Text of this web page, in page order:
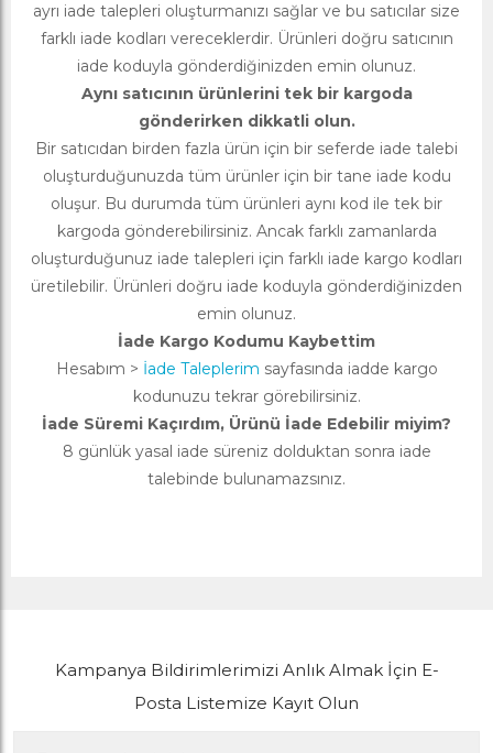
ayrı iade talepleri oluşturmanızı sağlar ve bu satıcılar size
farklı iade kodları vereceklerdir. Ürünleri doğru satıcının
iade koduyla gönderdiğinizden emin olunuz.
Aynı satıcının ürünlerini tek bir kargoda
gönderirken dikkatli olun.
Bir satıcıdan birden fazla ürün için bir seferde iade talebi
oluşturduğunuzda tüm ürünler için bir tane iade kodu
oluşur. Bu durumda tüm ürünleri aynı kod ile tek bir
kargoda gönderebilirsiniz. Ancak farklı zamanlarda
oluşturduğunuz iade talepleri için farklı iade kargo kodları
üretilebilir. Ürünleri doğru iade koduyla gönderdiğinizden
emin olunuz.
İade Kargo Kodumu Kaybettim
Hesabım > İade Taleplerim sayfasında iadde kargo
kodunuzu tekrar görebilirsiniz.
İade Süremi Kaçırdım, Ürünü İade Edebilir miyim?
8 günlük yasal iade süreniz dolduktan sonra iade
talebinde bulunamazsınız.
Kampanya Bildirimlerimizi Anlık Almak İçin E-
Posta Listemize Kayıt Olun